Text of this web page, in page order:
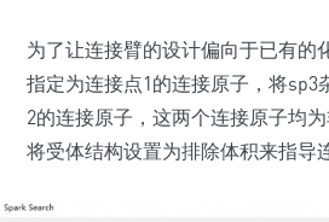
为了让连接臂的设计偏向于已有的
指定为连接点1的连接原子，将sp3
2的连接原子，这两个连接原子均
将受体结构设置为排除体积来指导